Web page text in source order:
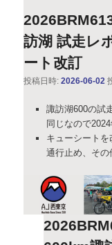
訪湖 試走レ
ート改訂
投稿日時:2026-06-02
諏訪湖600の試
同じなので
キューシート
通行止め、その